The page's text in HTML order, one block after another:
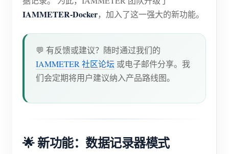
工厂能源监控
教程视频
新闻
博客
贡献者中心
论坛
应用商店
光伏排名
联系我们
关于我们
IAMMETER-Docker，加入了这一强大的新功能。
💬 有反馈或建议？随时通过我们的
IAMMETER 社区论坛 或电子邮件分享。我
们会定期将用户建议纳入产品路线图。
🌟 新功能：数据记录器模式